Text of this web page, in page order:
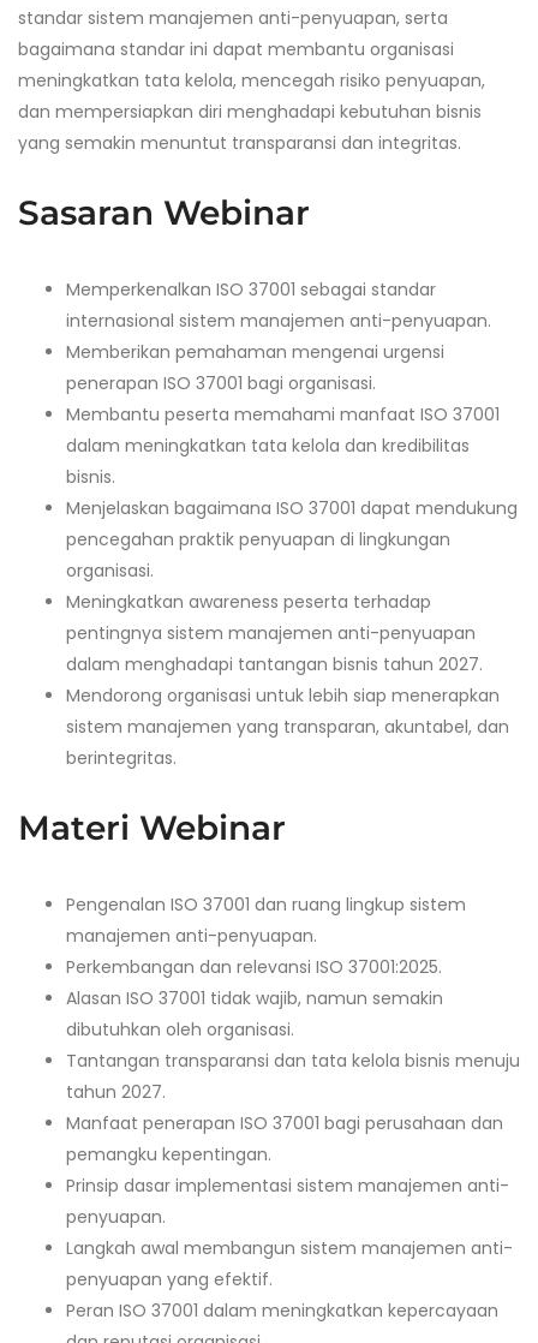
standar sistem manajemen anti-penyuapan, serta
bagaimana standar ini dapat membantu organisasi
meningkatkan tata kelola, mencegah risiko penyuapan,
dan mempersiapkan diri menghadapi kebutuhan bisnis
yang semakin menuntut transparansi dan integritas.
Sasaran Webinar
Memperkenalkan ISO 37001 sebagai standar
internasional sistem manajemen anti-penyuapan.
Memberikan pemahaman mengenai urgensi
penerapan ISO 37001 bagi organisasi.
Membantu peserta memahami manfaat ISO 37001
dalam meningkatkan tata kelola dan kredibilitas
bisnis.
Menjelaskan bagaimana ISO 37001 dapat mendukung
pencegahan praktik penyuapan di lingkungan
organisasi.
Meningkatkan awareness peserta terhadap
pentingnya sistem manajemen anti-penyuapan
dalam menghadapi tantangan bisnis tahun 2027.
Mendorong organisasi untuk lebih siap menerapkan
sistem manajemen yang transparan, akuntabel, dan
berintegritas.
Materi Webinar
Pengenalan ISO 37001 dan ruang lingkup sistem
manajemen anti-penyuapan.
Perkembangan dan relevansi ISO 37001:2025.
Alasan ISO 37001 tidak wajib, namun semakin
dibutuhkan oleh organisasi.
Tantangan transparansi dan tata kelola bisnis menuju
tahun 2027.
Manfaat penerapan ISO 37001 bagi perusahaan dan
pemangku kepentingan.
Prinsip dasar implementasi sistem manajemen anti-
penyuapan.
Langkah awal membangun sistem manajemen anti-
penyuapan yang efektif.
Peran ISO 37001 dalam meningkatkan kepercayaan